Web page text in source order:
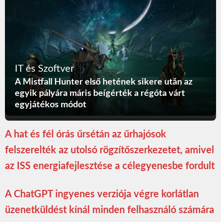
IT és Szoftver
A Mistfall Hunter első hetének sikere után az
egyik pályára máris beígérték a régóta várt
egyjátékos módot
A hat és fél órás űrsétán az űrhajósok
felszerelték az utolsó rögzítőszerkezetet, amivel
az ISS energiafejlesztése a célegyenesbe fordult
A ChatGPT ingyenes verziója végre korlátlan
üzenetküldést kínál minden felhasználó számára